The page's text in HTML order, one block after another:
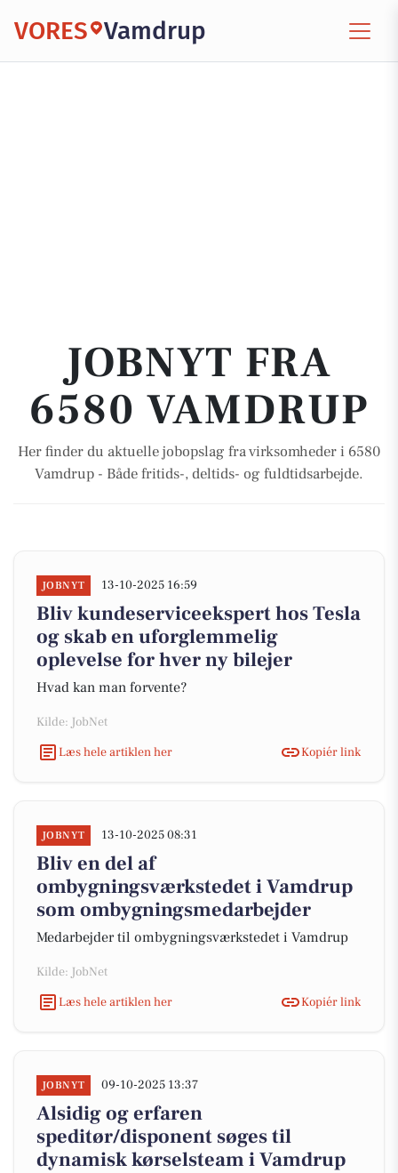
VORES Vamdrup
JOBNYT FRA
6580 VAMDRUP
Her finder du aktuelle jobopslag fra virksomheder i 6580
Vamdrup - Både fritids-, deltids- og fuldtidsarbejde.
JOBNYT 13-10-2025 16:59
Bliv kundeserviceekspert hos Tesla
og skab en uforglemmelig
oplevelse for hver ny bilejer
Hvad kan man forvente?
Kilde: JobNet
Læs hele artiklen her
Kopiér link
JOBNYT 13-10-2025 08:31
Bliv en del af
ombygningsværkstedet i Vamdrup
som ombygningsmedarbejder
Medarbejder til ombygningsværkstedet i Vamdrup
Kilde: JobNet
Læs hele artiklen her
Kopiér link
JOBNYT 09-10-2025 13:37
Alsidig og erfaren
speditør/disponent søges til
dynamisk kørselsteam i Vamdrup